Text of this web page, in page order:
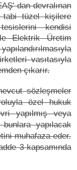
dan devralınan
tabi tüzel kişilere
kendisi
Elektrik Üretim
vasıtasıyla
çıkarır.
sözleşmeler
özel hukuk
yapılmış veya
yapılacak
muhafaza eder.
3 kapsamında